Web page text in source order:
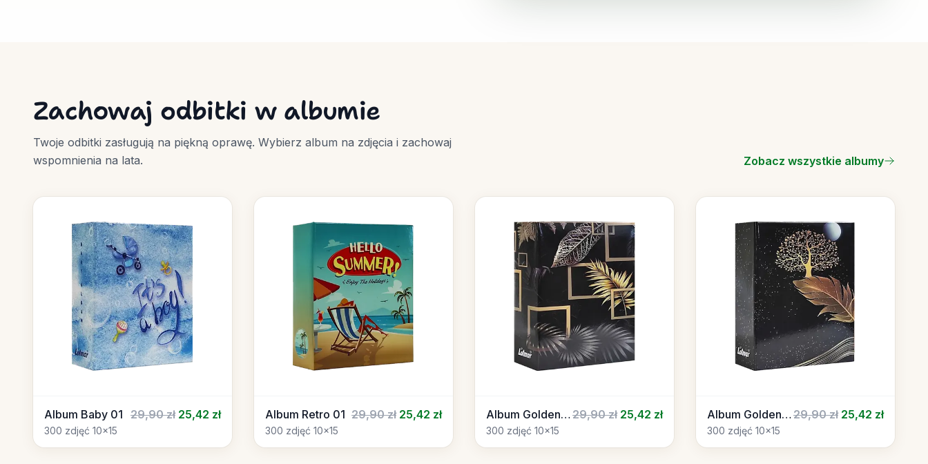
Zachowaj odbitki w albumie
Twoje odbitki zasługują na piękną oprawę. Wybierz album na zdjęcia i zachowaj
wspomnienia na lata.
Zobacz wszystkie albumy
Album Baby 01 29,90 zł 25,42 zł
300 zdjęć 10x15
Album Retro 01 29,90 zł 25,42 zł
300 zdjęć 10x15
Album Golden 0129,90 zł 25,42 zł
300 zdjęć 10x15
Album Golden 0229,90 zł 25,42 zł
300 zdjęć 10x15